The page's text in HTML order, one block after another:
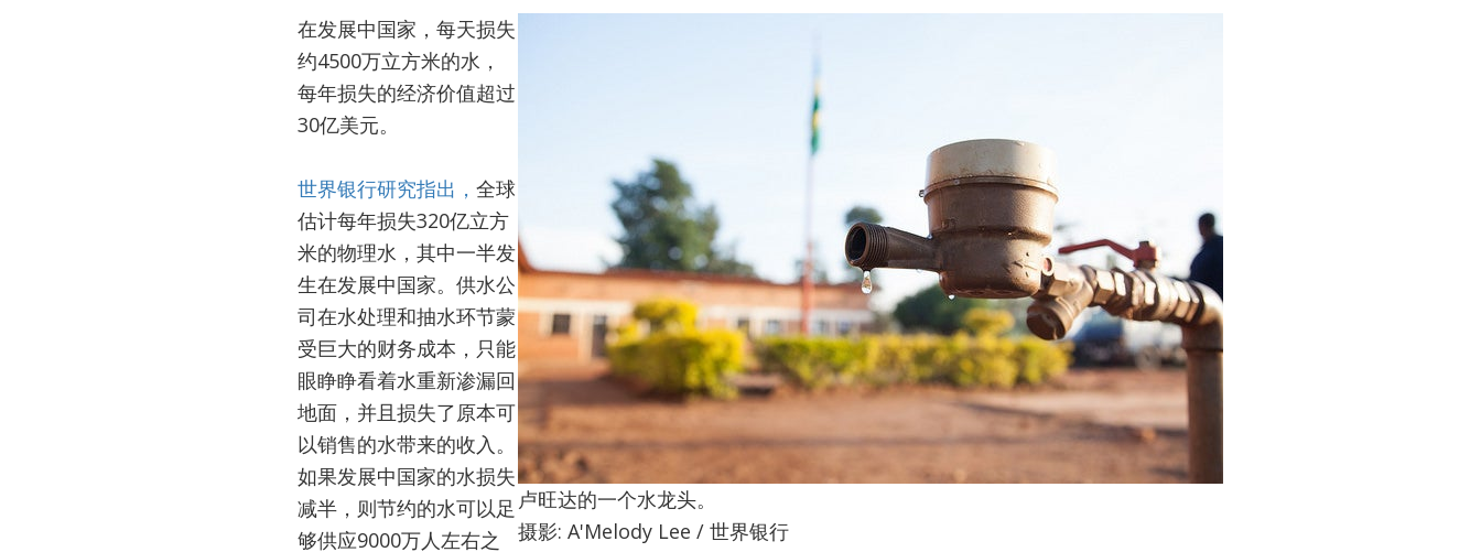
卢旺达的一个水龙头。
摄影: A'Melody Lee / 世界银行
在发展中国家，每天损失
约4500万立方米的水，
每年损失的经济价值超过
30亿美元。
世界银行研究指出， 全球
估计每年损失320亿立方
米的物理水，其中一半发
生在发展中国家。供水公
司在水处理和抽水环节蒙
受巨大的财务成本，只能
眼睁睁看着水重新渗漏回
地面，并且损失了原本可
以销售的水带来的收入。
如果发展中国家的水损失
减半，则节约的水可以足
够供应9000万人左右之